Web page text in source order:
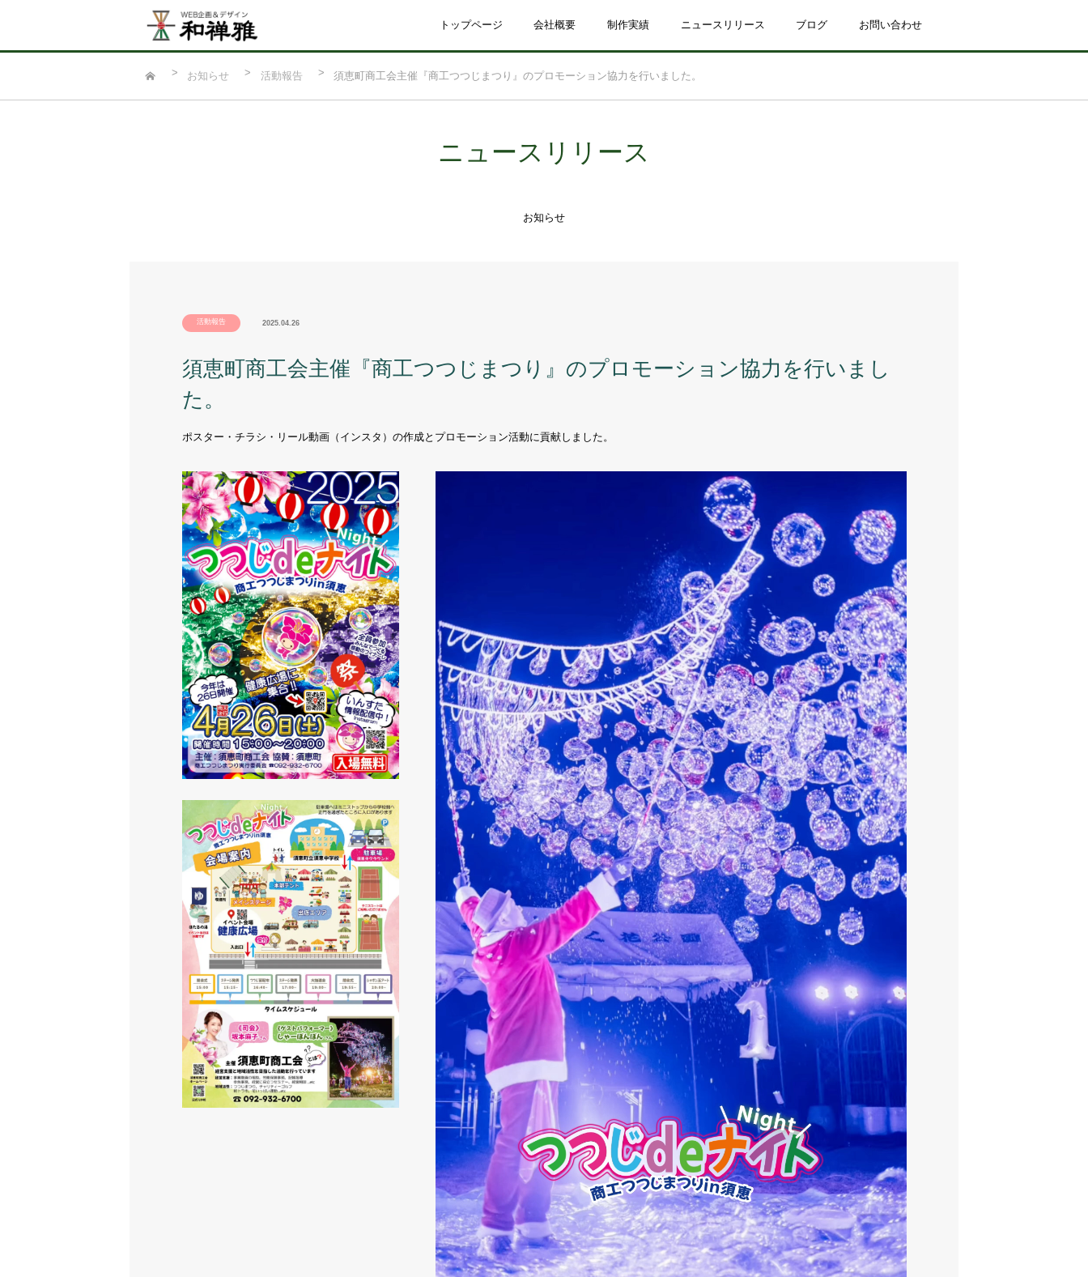
トップページ 会社概要 制作実績 ニュースリリース ブログ お問い合わせ
お知らせ 活動報告 須恵町商工会主催『商工つつじまつり』のプロモーション協力を行いました。
ニュースリリース
お知らせ
活動報告 2025.04.26
須恵町商工会主催『商工つつじまつり』のプロモーション協力を行いまし
た。
ポスター・チラシ・リール動画（インスタ）の作成とプロモーション活動に貢献しました。